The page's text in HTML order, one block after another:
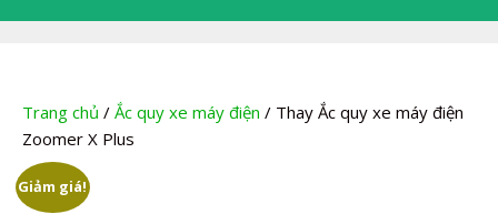
Trang chủ / Ắc quy xe máy điện / Thay Ắc quy xe máy điện
Zoomer X Plus
Giảm giá!